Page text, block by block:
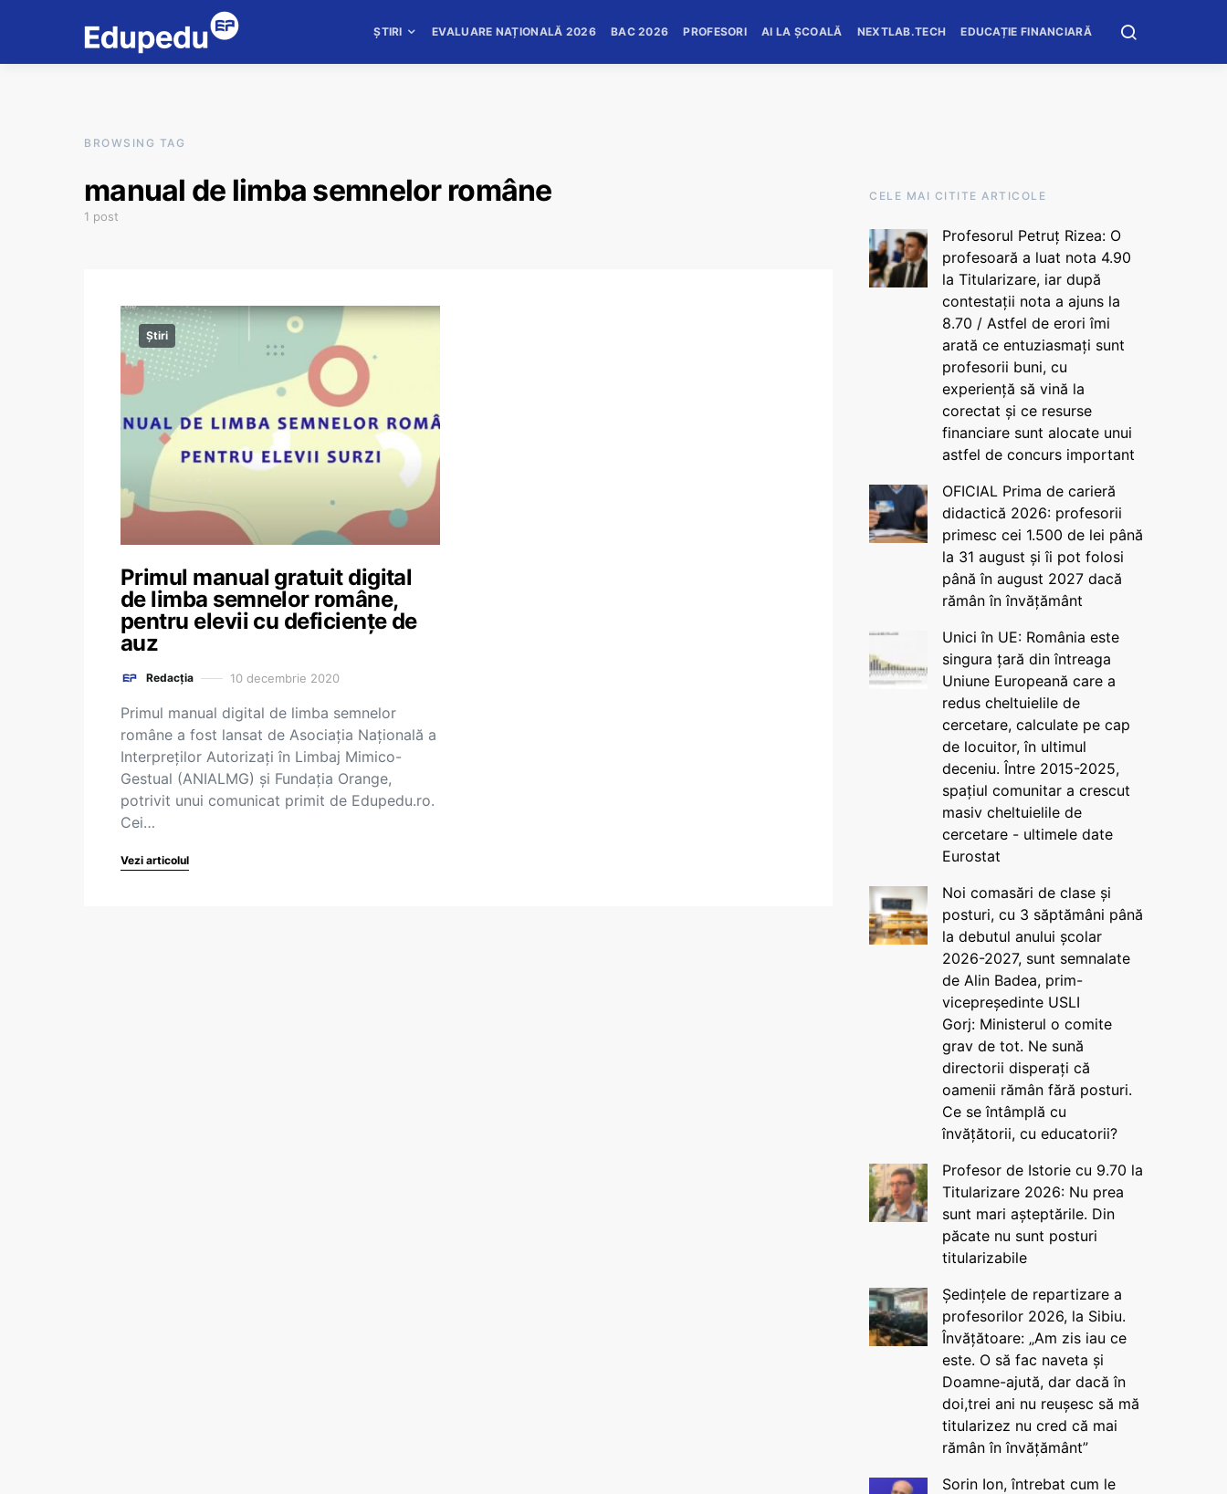
ȘTIRI EVALUARE NAȚIONALĂ 2026 BAC 2026 PROFESORI AI LA ȘCOALĂ NEXTLAB.TECH EDUCAȚIE FINANCIARĂ
BROWSING TAG
manual de limba semnelor române
1 post
Știri
Primul manual gratuit digital
de limba semnelor române,
pentru elevii cu deficiențe de
auz
Redacția 10 decembrie 2020
Primul manual digital de limba semnelor
române a fost lansat de Asociația Națională a
Interpreților Autorizați în Limbaj Mimico-
Gestual (ANIALMG) şi Fundaţia Orange,
potrivit unui comunicat primit de Edupedu.ro.
Cei…
Vezi articolul
CELE MAI CITITE ARTICOLE
Profesorul Petruț Rizea: O
profesoară a luat nota 4.90
la Titularizare, iar după
contestații nota a ajuns la
8.70 / Astfel de erori îmi
arată ce entuziasmați sunt
profesorii buni, cu
experiență să vină la
corectat și ce resurse
financiare sunt alocate unui
astfel de concurs important
OFICIAL Prima de carieră
didactică 2026: profesorii
primesc cei 1.500 de lei până
la 31 august și îi pot folosi
până în august 2027 dacă
rămân în învățământ
Unici în UE: România este
singura țară din întreaga
Uniune Europeană care a
redus cheltuielile de
cercetare, calculate pe cap
de locuitor, în ultimul
deceniu. Între 2015-2025,
spațiul comunitar a crescut
masiv cheltuielile de
cercetare - ultimele date
Eurostat
Noi comasări de clase și
posturi, cu 3 săptămâni până
la debutul anului școlar
2026-2027, sunt semnalate
de Alin Badea, prim-
vicepreședinte USLI
Gorj: Ministerul o comite
grav de tot. Ne sună
directorii disperați că
oamenii rămân fără posturi.
Ce se întâmplă cu
învățătorii, cu educatorii?
Profesor de Istorie cu 9.70 la
Titularizare 2026: Nu prea
sunt mari așteptările. Din
păcate nu sunt posturi
titularizabile
Ședințele de repartizare a
profesorilor 2026, la Sibiu.
Învățătoare: „Am zis iau ce
este. O să fac naveta și
Doamne-ajută, dar dacă în
doi,trei ani nu reușesc să mă
titularizez nu cred că mai
rămân în învățământ”
Sorin Ion, întrebat cum le